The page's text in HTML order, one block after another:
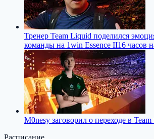
Тренер Team Liquid поделился
команды на 1win Essence II16 часов
M0nesy заговорил о переходе в